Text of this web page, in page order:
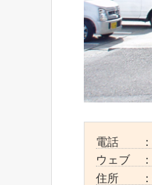
電話 ：
ウェブ ：
住所 ：